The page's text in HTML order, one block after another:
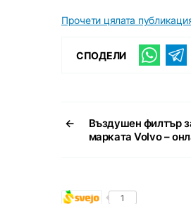
Прочети цялата
СПОДЕЛИ
←
Въздушен филтър
марката Volvo –
1